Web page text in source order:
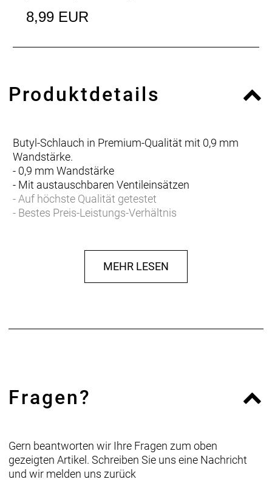
8,99 EUR
Produktdetails
Butyl-Schlauch in Premium-Qualität mit 0,9 mm
Wandstärke.
- 0,9 mm Wandstärke
- Mit austauschbaren Ventileinsätzen
- Auf höchste Qualität getestet
- Bestes Preis-Leistungs-Verhältnis
MEHR LESEN
Fragen?
Gern beantworten wir Ihre Fragen zum oben
gezeigten Artikel. Schreiben Sie uns eine Nachricht
und wir melden uns zurück